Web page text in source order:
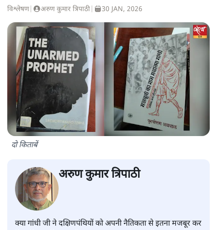
विश्लेषण| अरुण कुमार त्रिपाठी 30 JAN, 2026
दो किताबें
अरुण कुमार त्रिपाठी
क्या गांधी जी ने दक्षिणपंथियों को अपनी नैतिकता से इतना मजबूर कर